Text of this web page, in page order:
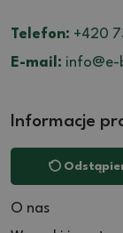
Telefon: +420
E-mail: info@e-
Informacje
O nas